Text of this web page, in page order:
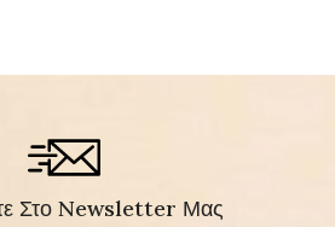
Στο Newsletter Μας